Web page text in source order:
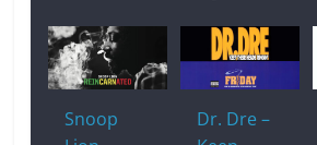
Snoop
Dr. Dre –